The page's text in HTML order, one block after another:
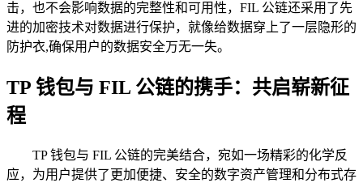
击，也不会影响数据的完整性和可用性，FIL 公链还采用了先
进的加密技术对数据进行保护，就像给数据穿上了一层隐形的
防护衣,确保用户的数据安全万无一失。
TP 钱包与 FIL 公链的携手：共启崭新征
程
TP 钱包与 FIL 公链的完美结合，宛如一场精彩的化学反
应，为用户提供了更加便捷、安全的数字资产管理和分布式存